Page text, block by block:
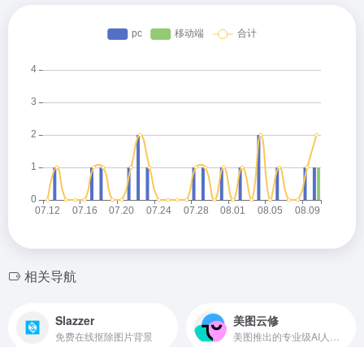
相关导航
Slazzer
免费在线抠除图片背景
美图云修